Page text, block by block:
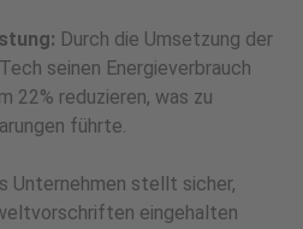
Durch die Umsetzung der
seinen Energieverbrauch
22% reduzieren, was zu
führte.
Unternehmen stellt sicher,
eingehalten